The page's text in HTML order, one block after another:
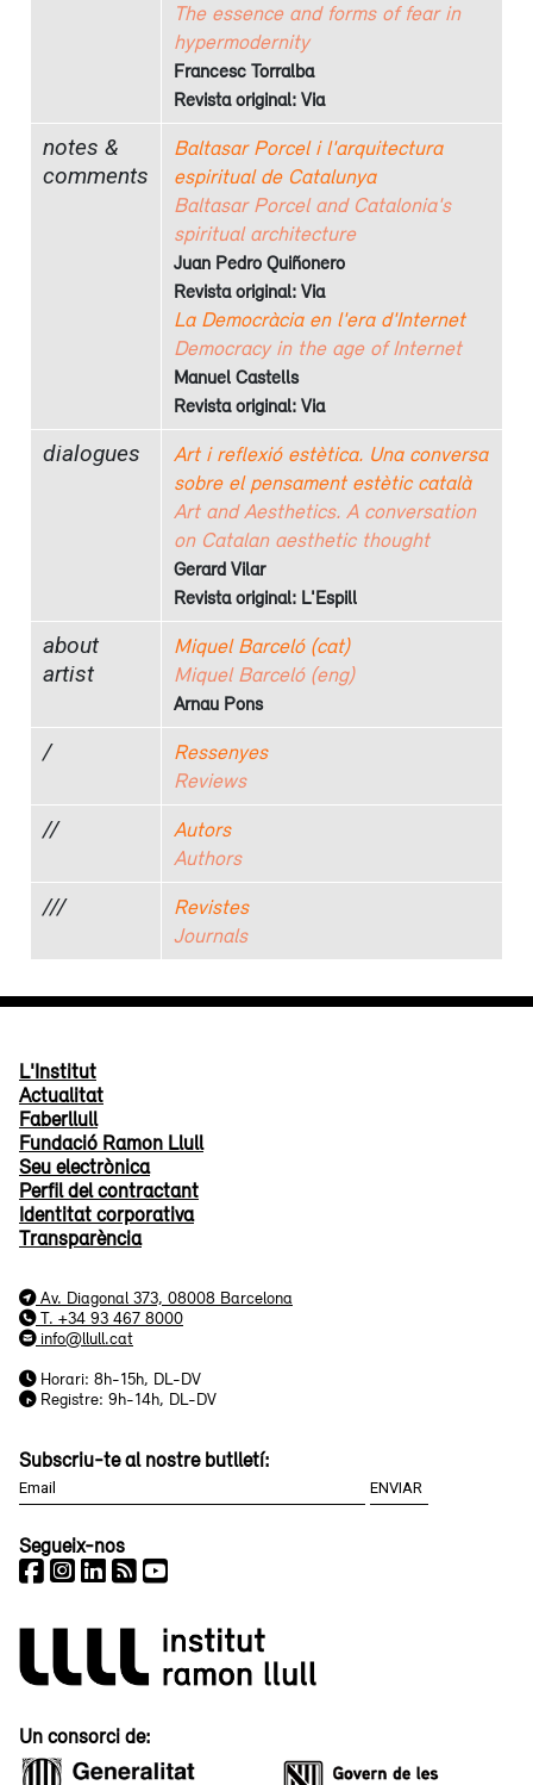
The essence and forms of fear in
hypermodernity
Francesc Torralba
Revista original: Via
notes &
comments
Baltasar Porcel i l'arquitectura
espiritual de Catalunya
Baltasar Porcel and Catalonia's
spiritual architecture
Juan Pedro Quiñonero
Revista original: Via
La Democràcia en l'era d'Internet
Democracy in the age of Internet
Manuel Castells
Revista original: Via
dialogues
Art i reflexió estètica. Una conversa
sobre el pensament estètic català
Art and Aesthetics. A conversation
on Catalan aesthetic thought
Gerard Vilar
Revista original: L'Espill
about
artist
Miquel Barceló (cat)
Miquel Barceló (eng)
Arnau Pons
/
Ressenyes
Reviews
//
Autors
Authors
///
Revistes
Journals
L'Institut
Actualitat
Faberllull
Fundació Ramon Llull
Seu electrònica
Perfil del contractant
Identitat corporativa
Transparència
Av. Diagonal 373, 08008 Barcelona
T. +34 93 467 8000
info@llull.cat
Horari: 8h-15h, DL-DV
Registre: 9h-14h, DL-DV
Subscriu-te al nostre butlletí:
Segueix-nos
Un consorci de: